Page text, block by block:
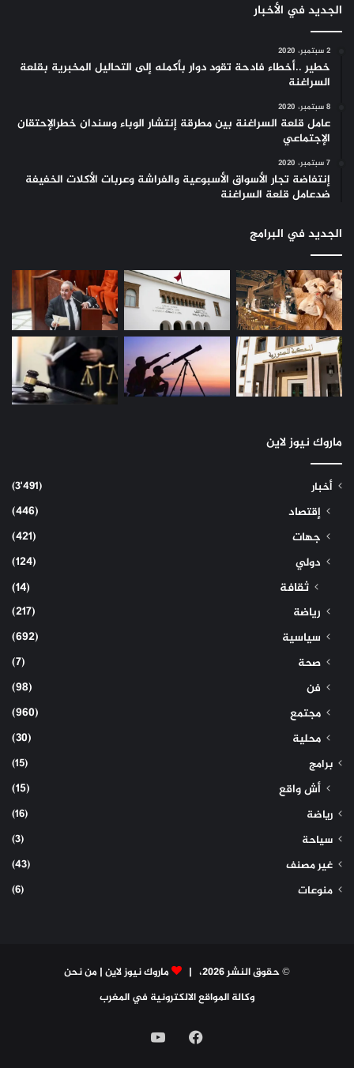
الجديد في الأخبار
2 سبتمبر، 2020
خطير ..أخطاء فادحة تقود دوار بأكمله إلى التحاليل المخبرية بقلعة
السراغنة
8 سبتمبر، 2020
عامل قلعة السراغنة بين مطرقة إنتشار الوباء وسندان خطرالإحتقان
الإجتماعي
7 سبتمبر، 2020
إنتفاضة تجار الأسواق الأسبوعية والفراشة وعربات الأكلات الخفيفة
ضدعامل قلعة السراغنة
الجديد في البرامج
ماروك نيوز لاين
أخبار (3٬491)
إقتصاد
(446)
جهات
(421)
دولي
(124)
ثقافة (14)
رياضة
(217)
سياسية
(692)
صحة
(7)
فن
(98)
مجتمع
(960)
محلية
(30)
برامج (15)
أش واقع (15)
رياضة
(16)
سياحة
(3)
غير مصنف
(43)
منوعات
(6)
© حقوق النشر 2026، | ماروك نيوز لاين|من نحن
وكالة المواقع الالكترونية في المغرب
فيسبوك‫YouTube